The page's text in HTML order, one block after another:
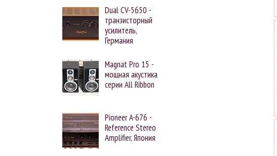
Dual CV-5650 -
транзисторный
усилитель,
Германия
Magnat Pro 15 -
мощная акустика
серии All Ribbon
Pioneer A-676 -
Reference Stereo
Amplifier, Япония